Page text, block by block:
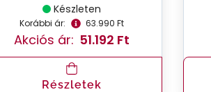
Készleten
Korábbi ár: 63.990 Ft
Akciós ár: 51.192 Ft
Részletek